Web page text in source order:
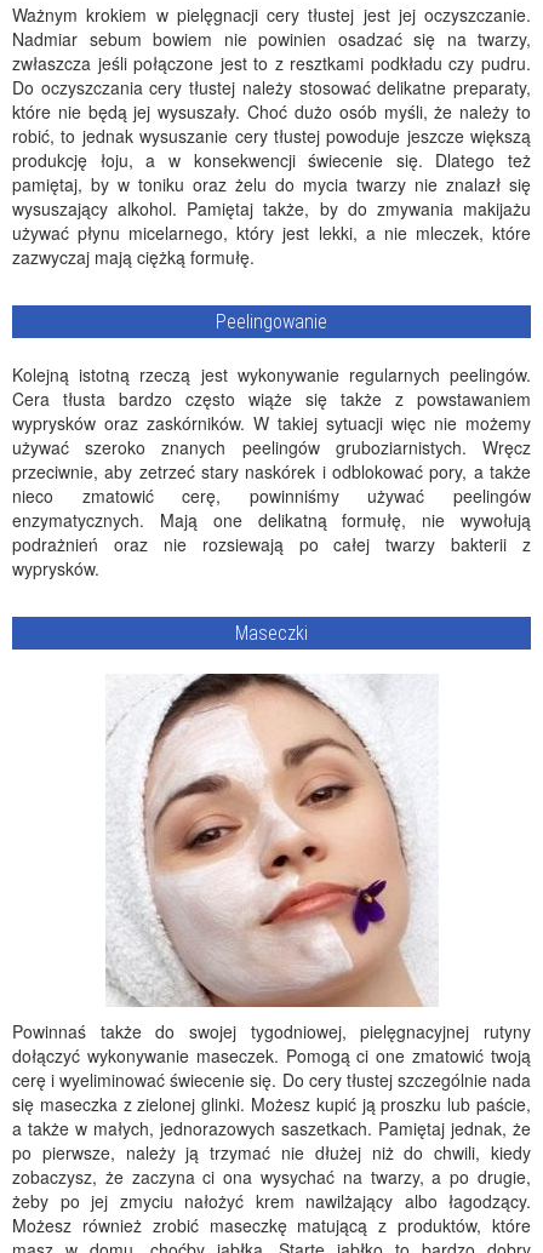
Ważnym krokiem w pielęgnacji cery tłustej jest jej oczyszczanie.
Nadmiar sebum bowiem nie powinien osadzać się na twarzy,
zwłaszcza jeśli połączone jest to z resztkami podkładu czy pudru.
Do oczyszczania cery tłustej należy stosować delikatne preparaty,
które nie będą jej wysuszały. Choć dużo osób myśli, że należy to
robić, to jednak wysuszanie cery tłustej powoduje jeszcze większą
produkcję łoju, a w konsekwencji świecenie się. Dlatego też
pamiętaj, by w toniku oraz żelu do mycia twarzy nie znalazł się
wysuszający alkohol. Pamiętaj także, by do zmywania makijażu
używać płynu micelarnego, który jest lekki, a nie mleczek, które
zazwyczaj mają ciężką formułę.
Peelingowanie
Kolejną istotną rzeczą jest wykonywanie regularnych peelingów.
Cera tłusta bardzo często wiąże się także z powstawaniem
wyprysków oraz zaskórników. W takiej sytuacji więc nie możemy
używać szeroko znanych peelingów gruboziarnistych. Wręcz
przeciwnie, aby zetrzeć stary naskórek i odblokować pory, a także
nieco zmatowić cerę, powinniśmy używać peelingów
enzymatycznych. Mają one delikatną formułę, nie wywołują
podrażnień oraz nie rozsiewają po całej twarzy bakterii z
wyprysków.
Maseczki
Powinnaś także do swojej tygodniowej, pielęgnacyjnej rutyny
dołączyć wykonywanie maseczek. Pomogą ci one zmatowić twoją
cerę i wyeliminować świecenie się. Do cery tłustej szczególnie nada
się maseczka z zielonej glinki. Możesz kupić ją proszku lub paście,
a także w małych, jednorazowych saszetkach. Pamiętaj jednak, że
po pierwsze, należy ją trzymać nie dłużej niż do chwili, kiedy
zobaczysz, że zaczyna ci ona wysychać na twarzy, a po drugie,
żeby po jej zmyciu nałożyć krem nawilżający albo łagodzący.
Możesz również zrobić maseczkę matującą z produktów, które